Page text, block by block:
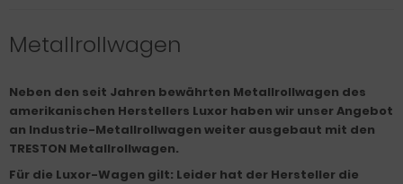
Metallrollwagen
Neben den seit Jahren bewährten Metallrollwagen des
amerikanischen Herstellers Luxor haben wir unser Angebot
an Industrie-Metallrollwagen weiter ausgebaut mit den
TRESTON Metallrollwagen.
Für die Luxor-Wagen gilt: Leider hat der Hersteller die